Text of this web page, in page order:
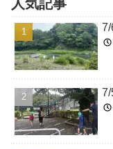
人気記事